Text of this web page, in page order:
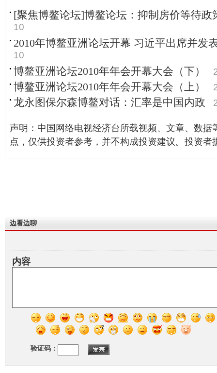
[聚焦博鳌论坛]博鳌论坛：抑制房价等待政
10
2010年博鳌亚洲论坛开幕 习近平出席并发
10
博鳌亚洲论坛2010年年会开幕大会（下）
博鳌亚洲论坛2010年年会开幕大会（上）
龙永图保尔森博鳌对话：汇率是中国内政
声明：中国网络电视经济台所载视频、文章、数据
点，仅供投资者参考，并不构成投资建议。投资者
边看边聊
内容
验证码：